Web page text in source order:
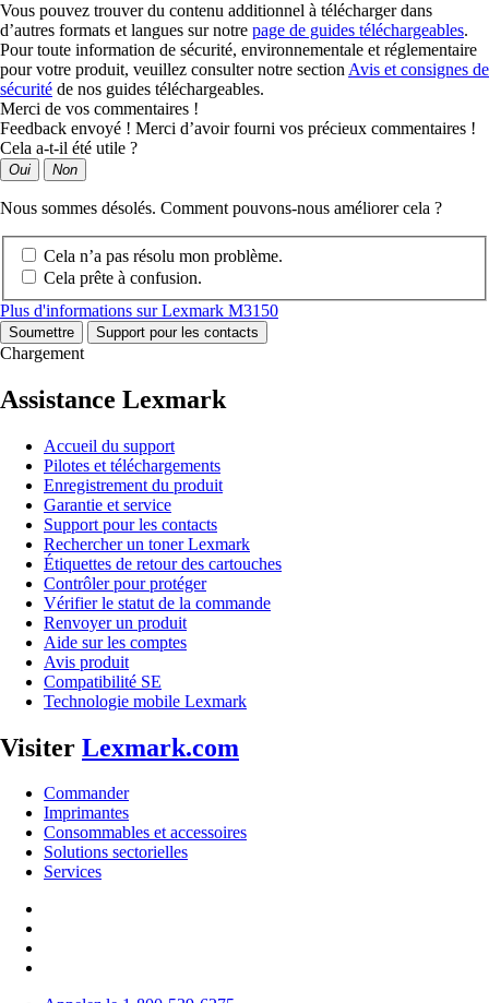
Vous pouvez trouver du contenu additionnel à télécharger dans
d’autres formats et langues sur notre page de guides téléchargeables.
Pour toute information de sécurité, environnementale et réglementaire
pour votre produit, veuillez consulter notre section Avis et consignes de
sécurité de nos guides téléchargeables.
Merci de vos commentaires !
Feedback envoyé ! Merci d’avoir fourni vos précieux commentaires !
Cela a-t-il été utile ?
Oui Non
Nous sommes désolés. Comment pouvons-nous améliorer cela ?
Cela n’a pas résolu mon problème.
Cela prête à confusion.
Plus d'informations sur Lexmark M3150
Soumettre Support pour les contacts
Chargement
Assistance Lexmark
Accueil du support
Pilotes et téléchargements
Enregistrement du produit
Garantie et service
Support pour les contacts
Rechercher un toner Lexmark
Étiquettes de retour des cartouches
Contrôler pour protéger
Vérifier le statut de la commande
Renvoyer un produit
Aide sur les comptes
Avis produit
Compatibilité SE
Technologie mobile Lexmark
Visiter Lexmark.com
Commander
Imprimantes
Consommables et accessoires
Solutions sectorielles
Services